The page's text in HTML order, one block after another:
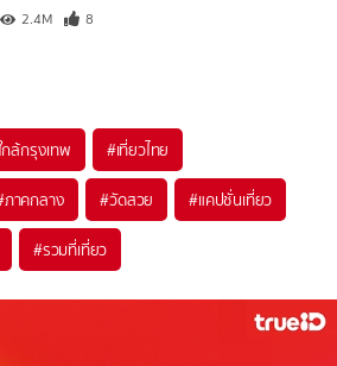
2.4M 8
กล้กรุงเทพ #เที่ยวไทย
ภาคกลาง #วัดสวย #แคปชั่นเที่ยว
#รวมที่เที่ยว